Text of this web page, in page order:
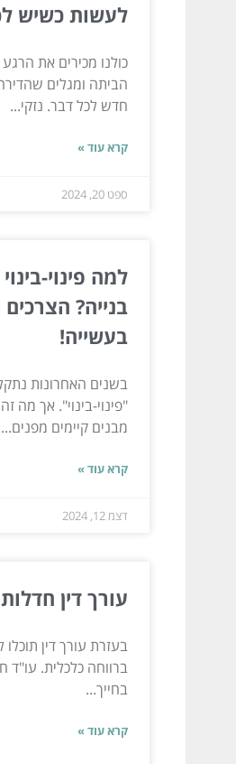
לעשות כשיש
כולנו מכירים את
הביתה ומגלים
חדש לכל דבר. נזקי...
קרא עוד »
ספט 20, 2024
למה פינוי-
בנייה?
בעשייה!
בשנים האחרונות
"פינוי-בינוי". אך מה
מבנים קיימים מפנים...
קרא עוד »
דצמ 12, 2024
עורך דין
בעזרת עורך דין
ברווחה כלכלית. עו"ד
בחייך...
קרא עוד »